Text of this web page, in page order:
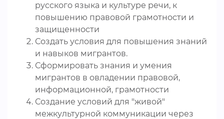
русского языка и культуре речи, к
повышению правовой грамотности и
защищенности
Создать условия для повышения знаний
и навыков мигрантов.
Сформировать знания и умения
мигрантов в овладении правовой,
информационной, грамотности
Создание условий для "живой"
межкультурной коммуникации через